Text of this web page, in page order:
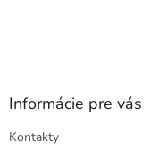
Informácie pre vás
Kontakty